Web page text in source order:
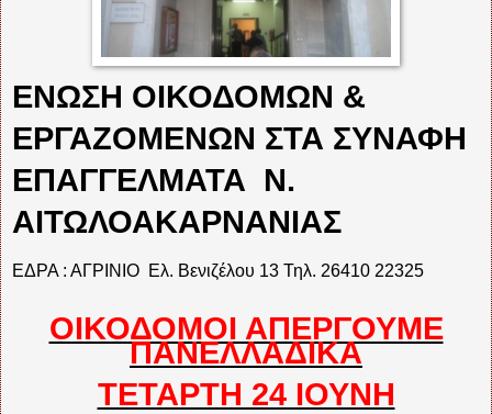
ΕΝΩΣΗ ΟΙΚΟΔΟΜΩΝ &
ΕΡΓΑΖΟΜΕΝΩΝ ΣΤΑ ΣΥΝΑΦΗ
ΕΠΑΓΓΕΛΜΑΤΑ Ν.
ΑΙΤΩΛΟΑΚΑΡΝΑΝΙΑΣ
ΕΔΡΑ : ΑΓΡΙΝΙΟ Ελ. Βενιζέλου 13 Τηλ. 26410 22325
ΟΙΚΟΔΟΜΟΙ ΑΠΕΡΓΟΥΜΕ
ΠΑΝΕΛΛΑΔΙΚΑ
ΤΕΤΑΡΤΗ 24 ΙΟΥΝΗ